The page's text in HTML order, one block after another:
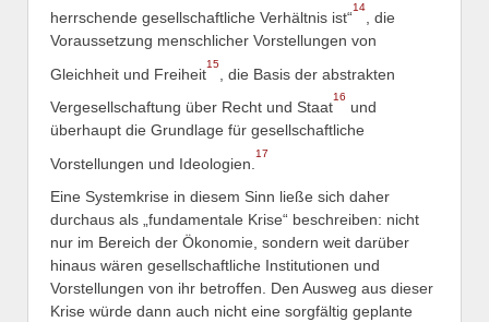
herrschende gesellschaftliche Verhältnis ist“
14
, die
Voraussetzung menschlicher Vorstellungen von
Gleichheit und Freiheit
15
, die Basis der abstrakten
Vergesellschaftung über Recht und Staat
16
und
überhaupt die Grundlage für gesellschaftliche
Vorstellungen und Ideologien.
17
Eine Systemkrise in diesem Sinn ließe sich daher
durchaus als „fundamentale Krise“ beschreiben: nicht
nur im Bereich der Ökonomie, sondern weit darüber
hinaus wären gesellschaftliche Institutionen und
Vorstellungen von ihr betroffen. Den Ausweg aus dieser
Krise würde dann auch nicht eine sorgfältig geplante